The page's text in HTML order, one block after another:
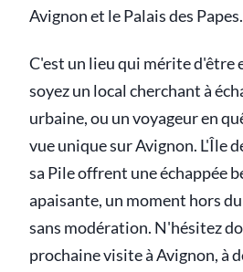
Avignon et le Palais des Papes.
C'est un lieu qui mérite d'être
soyez un local cherchant à
urbaine, ou un voyageur en
vue unique sur Avignon. L'Île
sa Pile offrent une échappée
apaisante, un moment hors
sans modération. N'hésitez
prochaine visite à Avignon, à